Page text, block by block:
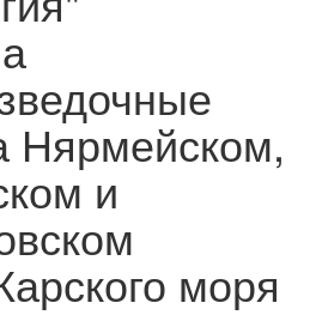
Нярмейском,
и
моря